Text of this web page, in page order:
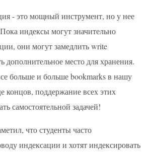
- это мощный инструмент, но у нее
индексы могут значительно
они могут замедлить write
дополнительное место для хранения.
больше и больше bookmarks в нашу
концов, поддержание всех этих
самостоятельной задачей!
что студенты часто
индексации и хотят индексировать